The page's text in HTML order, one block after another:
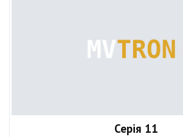
Серія 11